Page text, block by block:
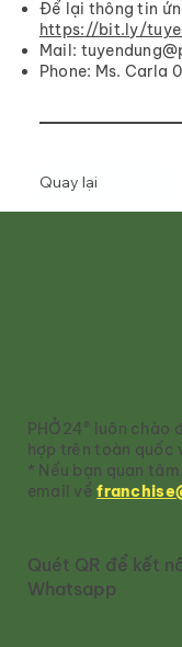
Để lại thông tin
https://bit.ly/
Mail:
Phone: Ms. Carla
Quay lại
PHỞ24® luôn chào
hợp trên toàn quốc
* Nếu bạn quan
email về
Quét QR để kết
Whatsapp